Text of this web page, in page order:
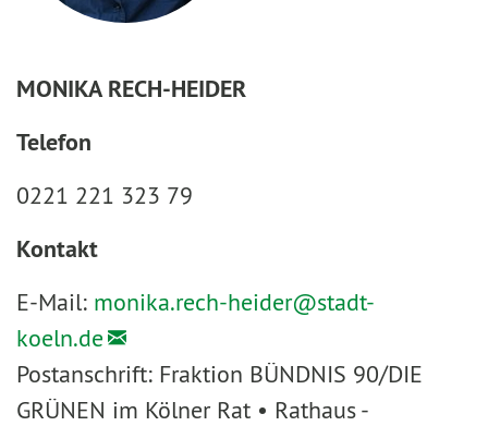
MONIKA RECH-HEIDER
Telefon
0221 221 323 79
Kontakt
E-Mail: monika.rech-heider@stadt-
koeln.de
Postanschrift: Fraktion BÜNDNIS 90/DIE
GRÜNEN im Kölner Rat • Rathaus -